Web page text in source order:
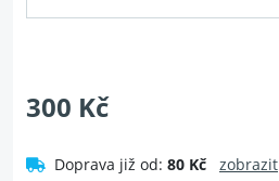
300 Kč
Doprava již od: 80 Kč
zobrazit